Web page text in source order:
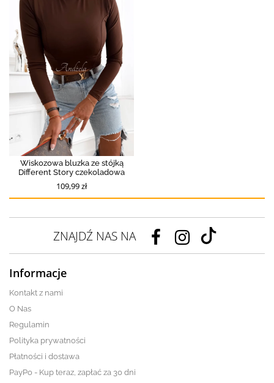
Wiskozowa bluzka ze stójką
Different Story czekoladowa
109,99 zł
ZNAJDŹ NAS NA
Informacje
Kontakt z nami
O Nas
Regulamin
Polityka prywatności
Płatności i dostawa
PayPo - Kup teraz, zapłać za 30 dni